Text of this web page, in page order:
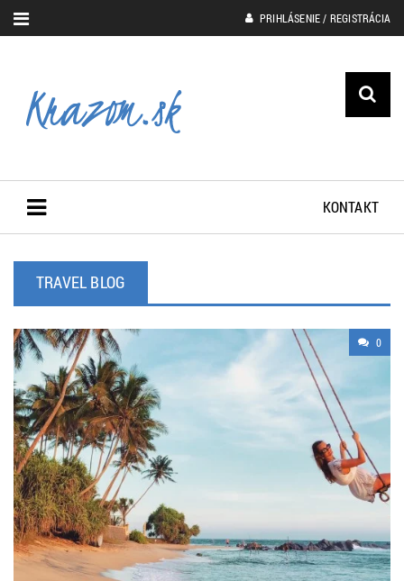
PRIHLÁSENIE / REGISTRÁCIA
KONTAKT
TRAVEL BLOG
0